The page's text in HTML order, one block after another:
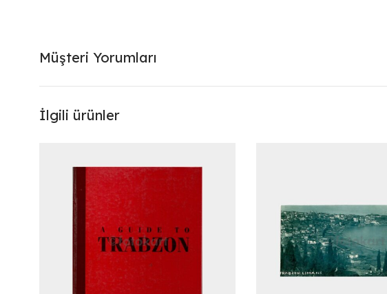
Müşteri Yorumları
İlgili ürünler